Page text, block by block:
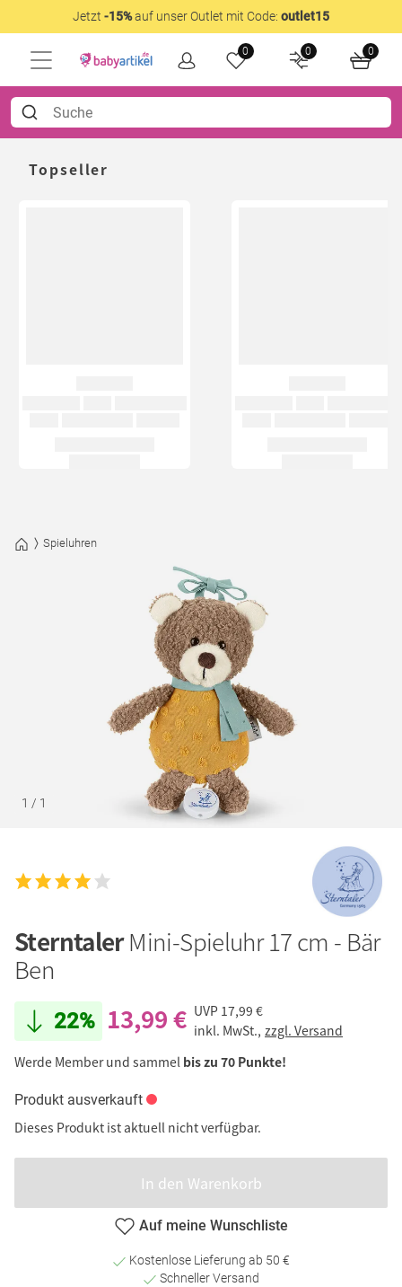
Jetzt -15%auf unser Outlet mit Code: outlet15
0 0 0
Topseller
Spieluhren
1 / 1
SterntalerMini-Spieluhr 17 cm - Bär
Ben
22% 13,99 € UVP 17,99 €
inkl. MwSt., zzgl. Versand
Werde Member und sammel bis zu 70 Punkte!
Produkt ausverkauft
Dieses Produkt ist aktuell nicht verfügbar.
In den Warenkorb
Auf meine Wunschliste
Kostenlose Lieferung ab 50 €
Schneller Versand